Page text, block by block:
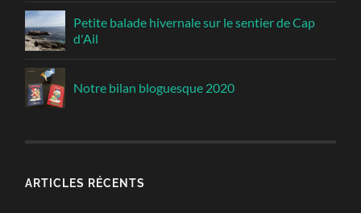
Petite balade hivernale sur le sentier de Cap
d'Ail
Notre bilan bloguesque 2020
ARTICLES RÉCENTS